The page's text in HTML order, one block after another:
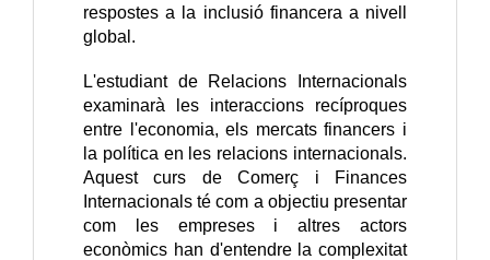
respostes a la inclusió financera a nivell
global.
L'estudiant de Relacions Internacionals
examinarà les interaccions recíproques
entre l'economia, els mercats financers i
la política en les relacions internacionals.
Aquest curs de Comerç i Finances
Internacionals té com a objectiu presentar
com les empreses i altres actors
econòmics han d'entendre la complexitat